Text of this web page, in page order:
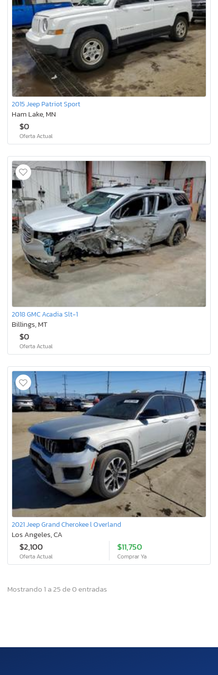
2015 Jeep Patriot Sport
Ham Lake, MN
$0
Oferta Actual
2018 GMC Acadia Slt-1
Billings, MT
$0
Oferta Actual
2021 Jeep Grand Cherokee l Overland
Los Angeles, CA
$2,100
Oferta Actual
$11,750
Comprar Ya
Mostrando 1 a 25 de 0 entradas